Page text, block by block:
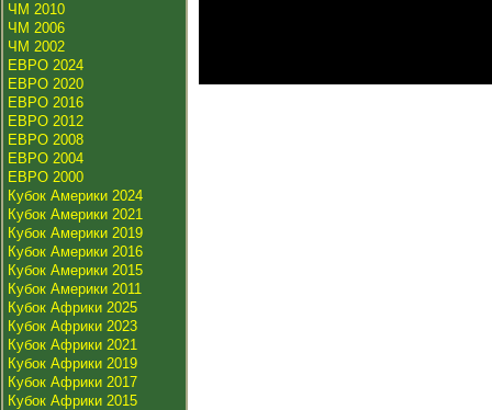
ЧМ 2010
ЧМ 2006
ЧМ 2002
ЕВРО 2024
ЕВРО 2020
ЕВРО 2016
ЕВРО 2012
ЕВРО 2008
ЕВРО 2004
ЕВРО 2000
Кубок Америки 2024
Кубок Америки 2021
Кубок Америки 2019
Кубок Америки 2016
Кубок Америки 2015
Кубок Америки 2011
Кубок Африки 2025
Кубок Африки 2023
Кубок Африки 2021
Кубок Африки 2019
Кубок Африки 2017
Кубок Африки 2015